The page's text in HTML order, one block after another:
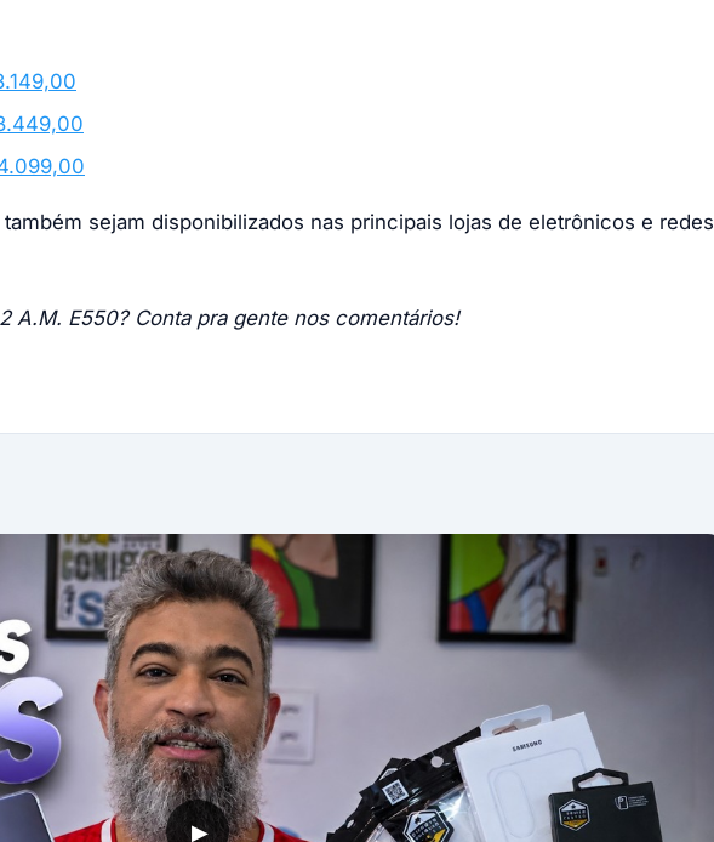
sejam disponibilizados nas principais lojas de eletrônicos e redes
A.M. E550? Conta pra gente nos comentários!
▶